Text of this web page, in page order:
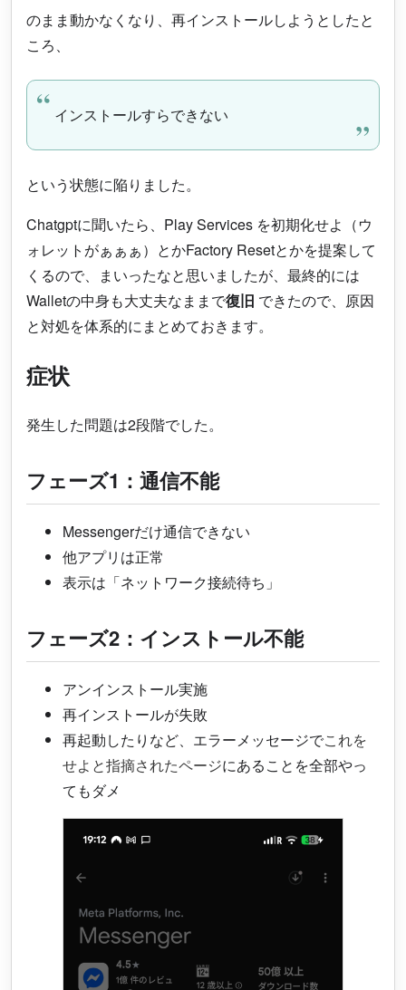
のまま動かなくなり、再インストールしようとしたと
ころ、
インストールすらできない
という状態に陥りました。
Chatgptに聞いたら、Play Services を初期化せよ（ウ
ォレットがぁぁぁ）とかFactory Resetとかを提案して
くるので、まいったなと思いましたが、最終的には
Walletの中身も大丈夫なままで復旧 できたので、原因
と対処を体系的にまとめておきます。
症状
発生した問題は2段階でした。
フェーズ1：通信不能
Messengerだけ通信できない
他アプリは正常
表示は「ネットワーク接続待ち」
フェーズ2：インストール不能
アンインストール実施
再インストールが失敗
再起動したりなど、エラーメッセージでこれを
せよと指摘されたページにあることを全部やっ
てもダメ